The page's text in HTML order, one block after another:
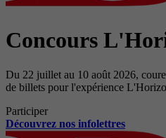
Concours
Du 22 juillet au 10 août 2026,
de billets pour l'expérience
Participer
Découvrez nos infolettres